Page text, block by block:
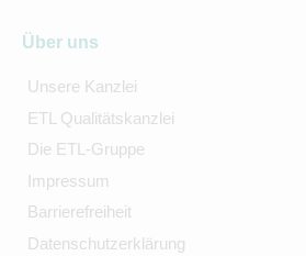
Über uns
Unsere Kanzlei
ETL Qualitätskanzlei
Die ETL-Gruppe
Impressum
Barrierefreiheit
Datenschutzerklärung